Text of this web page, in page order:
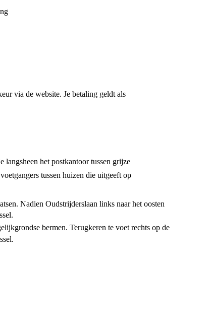
via de website. Je betaling geldt als
langsheen het postkantoor tussen grijze
tussen huizen die uitgeeft op
Nadien Oudstrijderslaan links naar het oosten
bermen. Terugkeren te voet rechts op de